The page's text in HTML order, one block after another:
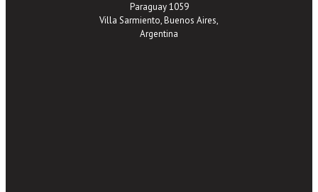
Paraguay 1059
Villa Sarmiento, Buenos Aires,
Argentina